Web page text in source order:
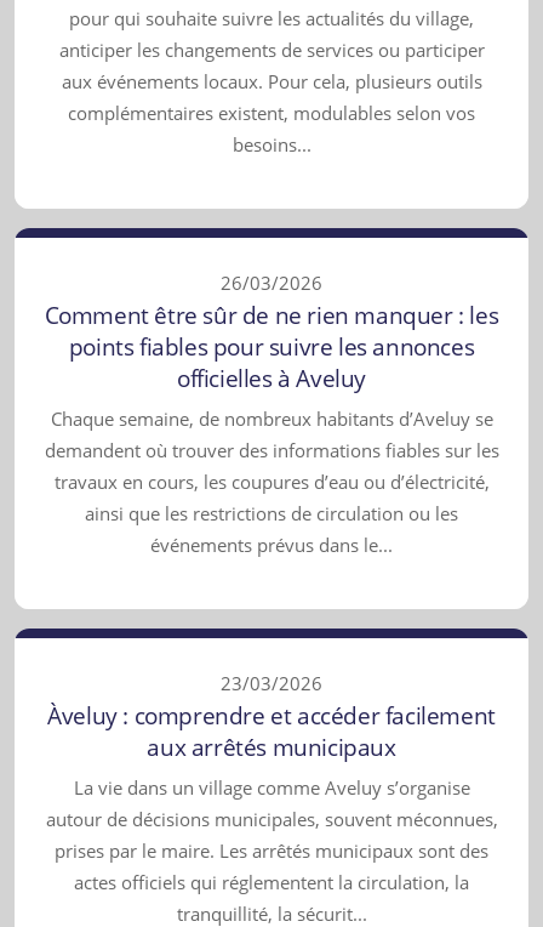
pour qui souhaite suivre les actualités du village,
anticiper les changements de services ou participer
aux événements locaux. Pour cela, plusieurs outils
complémentaires existent, modulables selon vos
besoins...
26/03/2026
Comment être sûr de ne rien manquer : les
points fiables pour suivre les annonces
officielles à Aveluy
Chaque semaine, de nombreux habitants d’Aveluy se
demandent où trouver des informations fiables sur les
travaux en cours, les coupures d’eau ou d’électricité,
ainsi que les restrictions de circulation ou les
événements prévus dans le...
23/03/2026
Àveluy : comprendre et accéder facilement
aux arrêtés municipaux
La vie dans un village comme Aveluy s’organise
autour de décisions municipales, souvent méconnues,
prises par le maire. Les arrêtés municipaux sont des
actes officiels qui réglementent la circulation, la
tranquillité, la sécurit...